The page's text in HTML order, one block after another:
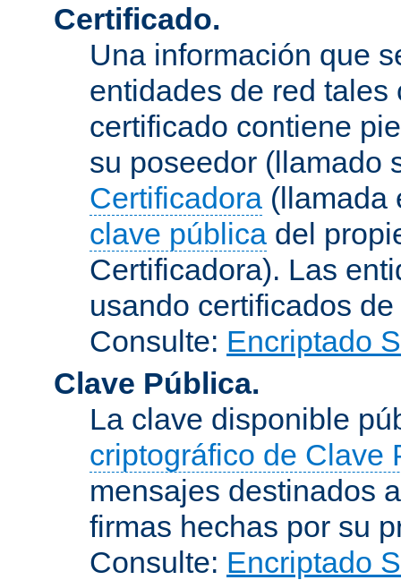
Certificado.
Una información que
entidades de red
certificado contiene
su poseedor (llamado
Certificadora (llamada
clave pública del
Certificadora). Las
usando certificados
Consulte: Encriptado
Clave Pública.
La clave disponible
criptográfico de Clave
mensajes destinados
firmas hechas por su
Consulte: Encriptado